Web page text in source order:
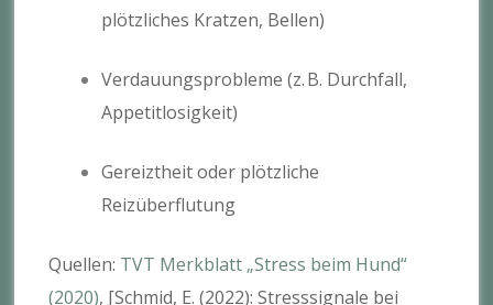
plötzliches Kratzen, Bellen)
Verdauungsprobleme (z. B. Durchfall,
Appetitlosigkeit)
Gereiztheit oder plötzliche
Reizüberflutung
Quellen: TVT Merkblatt „Stress beim Hund“
(2020), [Schmid, E. (2022): Stresssignale bei